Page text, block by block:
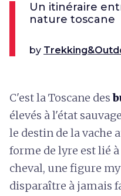
Un itinéraire
nature toscane
by
C'est la Toscane des
élevés à l'état
le destin de la vache
forme de lyre est lié
cheval, une figure
disparaître à jamais